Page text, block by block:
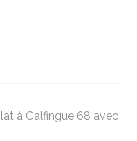
à Galfingue 68 avec